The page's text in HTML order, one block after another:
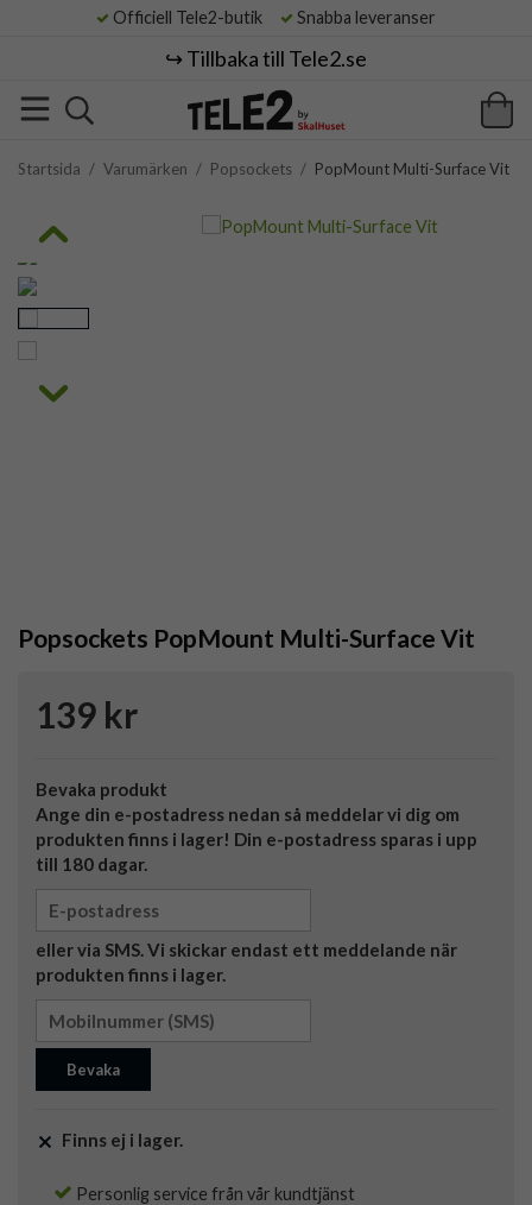
Officiell Tele2-butik Snabba leveranser
↪️ Tillbaka till Tele2.se
Startsida / Varumärken / Popsockets / PopMount Multi-Surface Vit
Popsockets PopMount Multi-Surface Vit
139 kr
Bevaka produkt
Ange din e-postadress nedan så meddelar vi dig om
produkten finns i lager! Din e-postadress sparas i upp
till 180 dagar.
eller via SMS. Vi skickar endast ett meddelande när
produkten finns i lager.
Bevaka
Finns ej i lager.
Personlig service från vår kundtjänst